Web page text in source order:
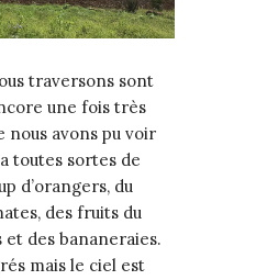
traversons sont
une fois très
nous avons pu voir
toutes sortes de
d’orangers, du
des fruits du
des bananeraies.
mais le ciel est